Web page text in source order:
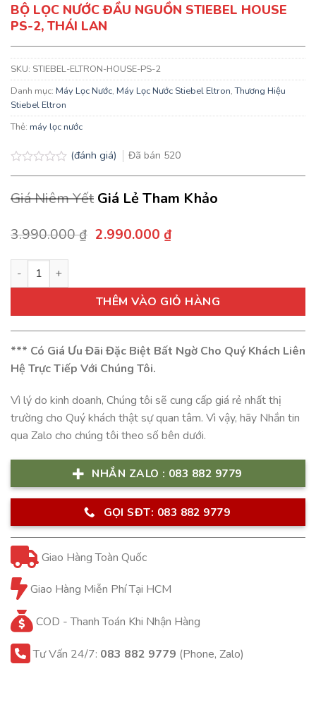
BỘ LỌC NƯỚC ĐẦU NGUỒN STIEBEL HOUSE
PS-2, THÁI LAN
SKU: STIEBEL-ELTRON-HOUSE-PS-2
Danh mục: Máy Lọc Nước, Máy Lọc Nước Stiebel Eltron,Thương Hiệu
Stiebel Eltron
Thẻ: máy lọc nước
hạng
0.0
sao
(đánh giá) Đã bán 520
Giá Niêm Yết Giá Lẻ Tham Khảo
3.990.000₫ Giá
2.990.000 ₫Giá
2.990.000 ₫.
Bộ Lọc Nước Đầu Nguồn Stiebel House PS-2, Thái Lan số
THÊM VÀO GIỎ HÀNG
*** Có Giá Ưu Đãi Đặc Biệt Bất Ngờ Cho Quý Khách Liên
Hệ Trực Tiếp Với Chúng Tôi.
Vì lý do kinh doanh, Chúng tôi sẽ cung cấp giá rẻ nhất thị
trường cho Quý khách thật sự quan tâm. Vì vậy, hãy Nhắn tin
qua Zalo cho chúng tôi theo số bên dưới.
NHẮN ZALO : 083 882 9779
GỌI SĐT: 083 882 9779
Giao Hàng Toàn Quốc
Giao Hàng Miễn Phí Tại HCM
COD - Thanh Toán Khi Nhận Hàng
Tư Vấn 24/7: 083 882 9779 (Phone, Zalo)